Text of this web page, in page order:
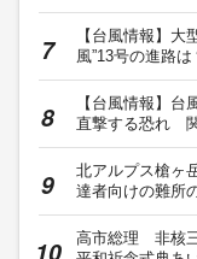
【台風情報】大
風”13号の進路
【台風情報】台
直撃する恐れ
北アルプス槍ヶ
達者向けの難所
高市総理 非核